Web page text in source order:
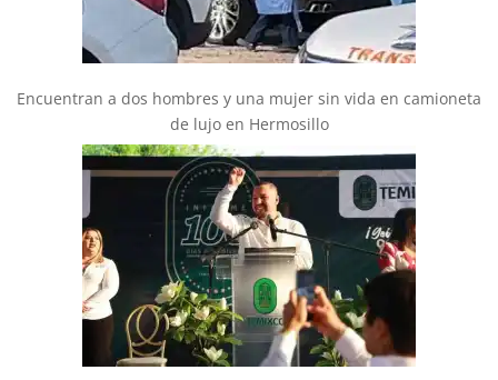
Encuentran a dos hombres y una mujer sin vida en camioneta
de lujo en Hermosillo